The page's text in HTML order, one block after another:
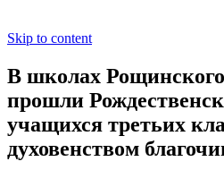
Skip to content
В школах
прошли
учащихся третьих
духовенством